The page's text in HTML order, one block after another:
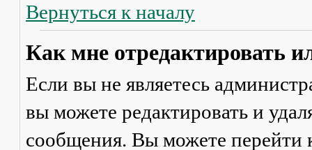
Вернуться к началу
Как мне отредактировать
Если вы не являетесь
вы можете редактировать и
сообщения. Вы можете перейти